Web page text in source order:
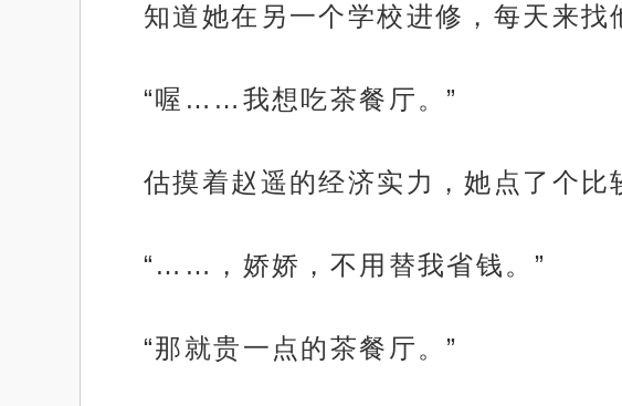
知道她在另一个学校进修，每天来找
“喔……我想吃茶餐厅。”
估摸着赵遥的经济实力，她点了个比
“……，娇娇，不用替我省钱。”
“那就贵一点的茶餐厅。”